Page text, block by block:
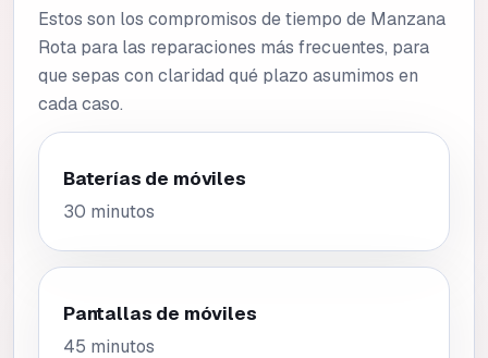
Estos son los compromisos de tiempo de Manzana
Rota para las reparaciones más frecuentes, para
que sepas con claridad qué plazo asumimos en
cada caso.
Baterías de móviles
30 minutos
Pantallas de móviles
45 minutos